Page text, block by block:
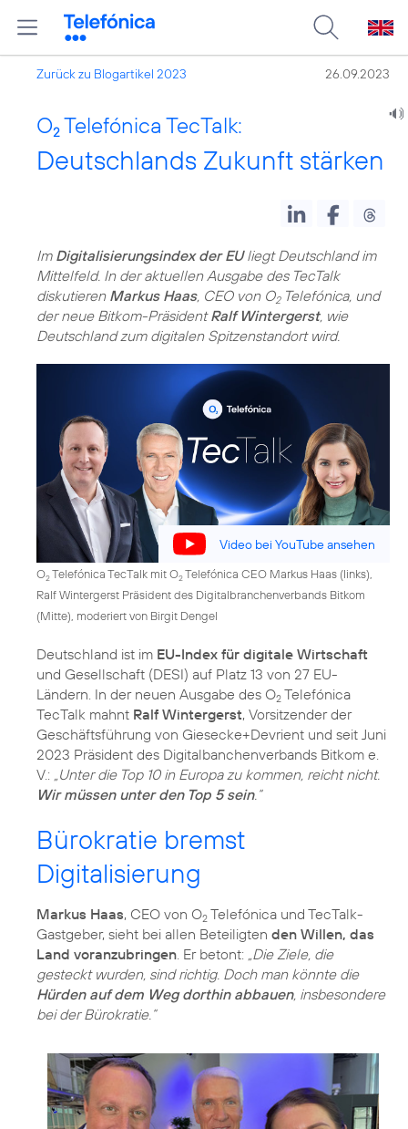
Zurück zu Blogartikel 2023 26.09.2023
O2 Telefónica TecTalk:
Deutschlands Zukunft stärken
Im Digitalisierungsindex der EUliegt Deutschland im
Mittelfeld. In der aktuellen Ausgabe des TecTalk
diskutieren Markus Haas, CEO von O2Telefónica, und
der neue Bitkom-PräsidentRalf Wintergerst, wie
Deutschland zum digitalen Spitzenstandort wird.
Video bei YouTube ansehen
O2Telefónica TecTalk mit O2Telefónica CEO Markus Haas (links),
Ralf Wintergerst Präsident des Digitalbranchenverbands Bitkom
(Mitte), moderiert von Birgit Dengel
Deutschland ist im EU-Index für digitale Wirtschaft
und Gesellschaft (DESI) auf Platz 13 von 27 EU-
Ländern. In der neuen Ausgabe des O2 Telefónica
TecTalk mahnt Ralf Wintergerst, Vorsitzender der
Geschäftsführung von Giesecke+Devrient und seit Juni
2023 Präsident des Digitalbanchenverbands Bitkom e.
V.: „Unter die Top 10 in Europa zu kommen, reicht nicht.
Wir müssen unter den Top 5 sein.“
Bürokratie bremst
Digitalisierung
Markus Haas, CEO von O2 Telefónica und TecTalk-
Gastgeber, sieht bei allen Beteiligten den Willen, das
Land voranzubringen. Er betont: „Die Ziele, die
gesteckt wurden, sind richtig. Doch man könnte die
Hürden auf dem Weg dorthin abbauen, insbesondere
bei der Bürokratie.“